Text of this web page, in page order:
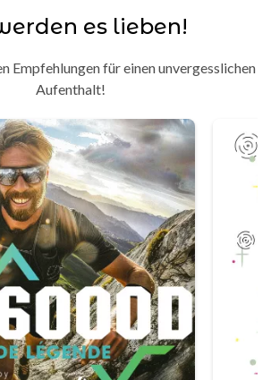
es lieben!
Empfehlungen für einen unvergesslichen
Aufenthalt!